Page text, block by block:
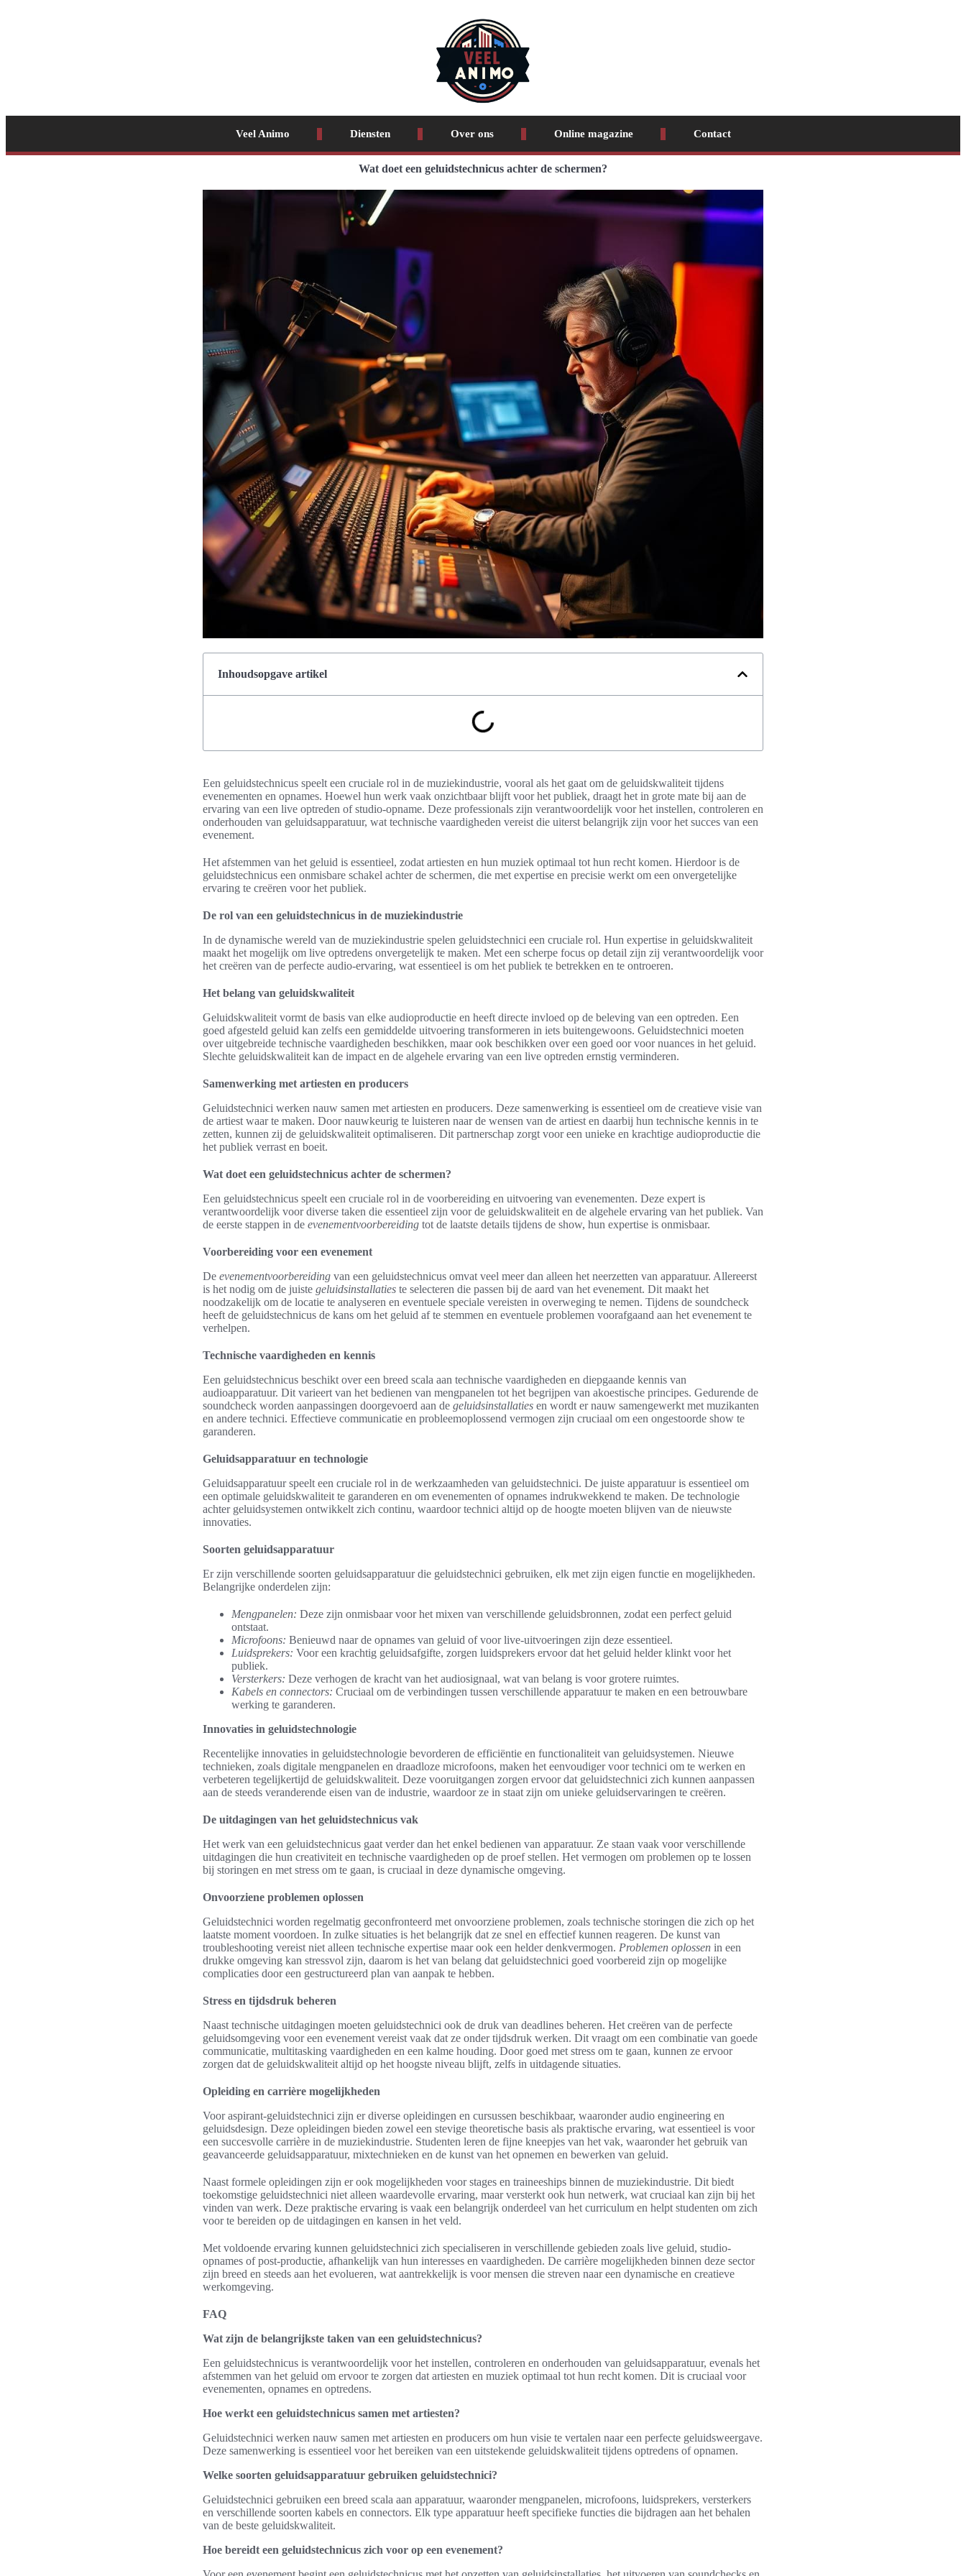
Veel Animo Diensten Over ons Online magazine Contact
Wat doet een geluidstechnicus achter de schermen?
Inhoudsopgave artikel
Een geluidstechnicus speelt een cruciale rol in de muziekindustrie, vooral als het gaat om de geluidskwaliteit tijdens
evenementen en opnames. Hoewel hun werk vaak onzichtbaar blijft voor het publiek, draagt het in grote mate bij aan de
ervaring van een live optreden of studio-opname. Deze professionals zijn verantwoordelijk voor het instellen, controleren en
onderhouden van geluidsapparatuur, wat technische vaardigheden vereist die uiterst belangrijk zijn voor het succes van een
evenement.
Het afstemmen van het geluid is essentieel, zodat artiesten en hun muziek optimaal tot hun recht komen. Hierdoor is de
geluidstechnicus een onmisbare schakel achter de schermen, die met expertise en precisie werkt om een onvergetelijke
ervaring te creëren voor het publiek.
De rol van een geluidstechnicus in de muziekindustrie
In de dynamische wereld van de muziekindustrie spelen geluidstechnici een cruciale rol. Hun expertise in geluidskwaliteit
maakt het mogelijk om live optredens onvergetelijk te maken. Met een scherpe focus op detail zijn zij verantwoordelijk voor
het creëren van de perfecte audio-ervaring, wat essentieel is om het publiek te betrekken en te ontroeren.
Het belang van geluidskwaliteit
Geluidskwaliteit vormt de basis van elke audioproductie en heeft directe invloed op de beleving van een optreden. Een
goed afgesteld geluid kan zelfs een gemiddelde uitvoering transformeren in iets buitengewoons. Geluidstechnici moeten
over uitgebreide technische vaardigheden beschikken, maar ook beschikken over een goed oor voor nuances in het geluid.
Slechte geluidskwaliteit kan de impact en de algehele ervaring van een live optreden ernstig verminderen.
Samenwerking met artiesten en producers
Geluidstechnici werken nauw samen met artiesten en producers. Deze samenwerking is essentieel om de creatieve visie van
de artiest waar te maken. Door nauwkeurig te luisteren naar de wensen van de artiest en daarbij hun technische kennis in te
zetten, kunnen zij de geluidskwaliteit optimaliseren. Dit partnerschap zorgt voor een unieke en krachtige audioproductie die
het publiek verrast en boeit.
Wat doet een geluidstechnicus achter de schermen?
Een geluidstechnicus speelt een cruciale rol in de voorbereiding en uitvoering van evenementen. Deze expert is
verantwoordelijk voor diverse taken die essentieel zijn voor de geluidskwaliteit en de algehele ervaring van het publiek. Van
de eerste stappen in de evenementvoorbereiding tot de laatste details tijdens de show, hun expertise is onmisbaar.
Voorbereiding voor een evenement
De evenementvoorbereiding van een geluidstechnicus omvat veel meer dan alleen het neerzetten van apparatuur. Allereerst
is het nodig om de juiste geluidsinstallaties te selecteren die passen bij de aard van het evenement. Dit maakt het
noodzakelijk om de locatie te analyseren en eventuele speciale vereisten in overweging te nemen. Tijdens de soundcheck
heeft de geluidstechnicus de kans om het geluid af te stemmen en eventuele problemen voorafgaand aan het evenement te
verhelpen.
Technische vaardigheden en kennis
Een geluidstechnicus beschikt over een breed scala aan technische vaardigheden en diepgaande kennis van
audioapparatuur. Dit varieert van het bedienen van mengpanelen tot het begrijpen van akoestische principes. Gedurende de
soundcheck worden aanpassingen doorgevoerd aan de geluidsinstallaties en wordt er nauw samengewerkt met muzikanten
en andere technici. Effectieve communicatie en probleemoplossend vermogen zijn cruciaal om een ongestoorde show te
garanderen.
Geluidsapparatuur en technologie
Geluidsapparatuur speelt een cruciale rol in de werkzaamheden van geluidstechnici. De juiste apparatuur is essentieel om
een optimale geluidskwaliteit te garanderen en om evenementen of opnames indrukwekkend te maken. De technologie
achter geluidsystemen ontwikkelt zich continu, waardoor technici altijd op de hoogte moeten blijven van de nieuwste
innovaties.
Soorten geluidsapparatuur
Er zijn verschillende soorten geluidsapparatuur die geluidstechnici gebruiken, elk met zijn eigen functie en mogelijkheden.
Belangrijke onderdelen zijn:
Mengpanelen: Deze zijn onmisbaar voor het mixen van verschillende geluidsbronnen, zodat een perfect geluid
ontstaat.
Microfoons: Benieuwd naar de opnames van geluid of voor live-uitvoeringen zijn deze essentieel.
Luidsprekers: Voor een krachtig geluidsafgifte, zorgen luidsprekers ervoor dat het geluid helder klinkt voor het
publiek.
Versterkers: Deze verhogen de kracht van het audiosignaal, wat van belang is voor grotere ruimtes.
Kabels en connectors: Cruciaal om de verbindingen tussen verschillende apparatuur te maken en een betrouwbare
werking te garanderen.
Innovaties in geluidstechnologie
Recentelijke innovaties in geluidstechnologie bevorderen de efficiëntie en functionaliteit van geluidsystemen. Nieuwe
technieken, zoals digitale mengpanelen en draadloze microfoons, maken het eenvoudiger voor technici om te werken en
verbeteren tegelijkertijd de geluidskwaliteit. Deze vooruitgangen zorgen ervoor dat geluidstechnici zich kunnen aanpassen
aan de steeds veranderende eisen van de industrie, waardoor ze in staat zijn om unieke geluidservaringen te creëren.
De uitdagingen van het geluidstechnicus vak
Het werk van een geluidstechnicus gaat verder dan het enkel bedienen van apparatuur. Ze staan vaak voor verschillende
uitdagingen die hun creativiteit en technische vaardigheden op de proef stellen. Het vermogen om problemen op te lossen
bij storingen en met stress om te gaan, is cruciaal in deze dynamische omgeving.
Onvoorziene problemen oplossen
Geluidstechnici worden regelmatig geconfronteerd met onvoorziene problemen, zoals technische storingen die zich op het
laatste moment voordoen. In zulke situaties is het belangrijk dat ze snel en effectief kunnen reageren. De kunst van
troubleshooting vereist niet alleen technische expertise maar ook een helder denkvermogen. Problemen oplossen in een
drukke omgeving kan stressvol zijn, daarom is het van belang dat geluidstechnici goed voorbereid zijn op mogelijke
complicaties door een gestructureerd plan van aanpak te hebben.
Stress en tijdsdruk beheren
Naast technische uitdagingen moeten geluidstechnici ook de druk van deadlines beheren. Het creëren van de perfecte
geluidsomgeving voor een evenement vereist vaak dat ze onder tijdsdruk werken. Dit vraagt om een combinatie van goede
communicatie, multitasking vaardigheden en een kalme houding. Door goed met stress om te gaan, kunnen ze ervoor
zorgen dat de geluidskwaliteit altijd op het hoogste niveau blijft, zelfs in uitdagende situaties.
Opleiding en carrière mogelijkheden
Voor aspirant-geluidstechnici zijn er diverse opleidingen en cursussen beschikbaar, waaronder audio engineering en
geluidsdesign. Deze opleidingen bieden zowel een stevige theoretische basis als praktische ervaring, wat essentieel is voor
een succesvolle carrière in de muziekindustrie. Studenten leren de fijne kneepjes van het vak, waaronder het gebruik van
geavanceerde geluidsapparatuur, mixtechnieken en de kunst van het opnemen en bewerken van geluid.
Naast formele opleidingen zijn er ook mogelijkheden voor stages en traineeships binnen de muziekindustrie. Dit biedt
toekomstige geluidstechnici niet alleen waardevolle ervaring, maar versterkt ook hun netwerk, wat cruciaal kan zijn bij het
vinden van werk. Deze praktische ervaring is vaak een belangrijk onderdeel van het curriculum en helpt studenten om zich
voor te bereiden op de uitdagingen en kansen in het veld.
Met voldoende ervaring kunnen geluidstechnici zich specialiseren in verschillende gebieden zoals live geluid, studio-
opnames of post-productie, afhankelijk van hun interesses en vaardigheden. De carrière mogelijkheden binnen deze sector
zijn breed en steeds aan het evolueren, wat aantrekkelijk is voor mensen die streven naar een dynamische en creatieve
werkomgeving.
FAQ
Wat zijn de belangrijkste taken van een geluidstechnicus?
Een geluidstechnicus is verantwoordelijk voor het instellen, controleren en onderhouden van geluidsapparatuur, evenals het
afstemmen van het geluid om ervoor te zorgen dat artiesten en muziek optimaal tot hun recht komen. Dit is cruciaal voor
evenementen, opnames en optredens.
Hoe werkt een geluidstechnicus samen met artiesten?
Geluidstechnici werken nauw samen met artiesten en producers om hun visie te vertalen naar een perfecte geluidsweergave.
Deze samenwerking is essentieel voor het bereiken van een uitstekende geluidskwaliteit tijdens optredens of opnamen.
Welke soorten geluidsapparatuur gebruiken geluidstechnici?
Geluidstechnici gebruiken een breed scala aan apparatuur, waaronder mengpanelen, microfoons, luidsprekers, versterkers
en verschillende soorten kabels en connectors. Elk type apparatuur heeft specifieke functies die bijdragen aan het behalen
van de beste geluidskwaliteit.
Hoe bereidt een geluidstechnicus zich voor op een evenement?